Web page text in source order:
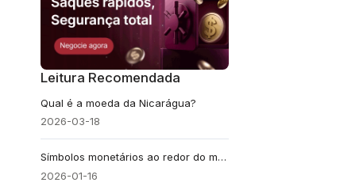
Leitura Recomendada
Qual é a moeda da Nicarágua?
2026-03-18
Símbolos monetários ao redor do mundo (lista completa)
2026-01-16